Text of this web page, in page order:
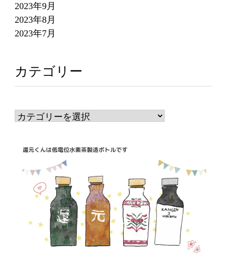
2023年9月
2023年8月
2023年7月
カテゴリー
カ
ー